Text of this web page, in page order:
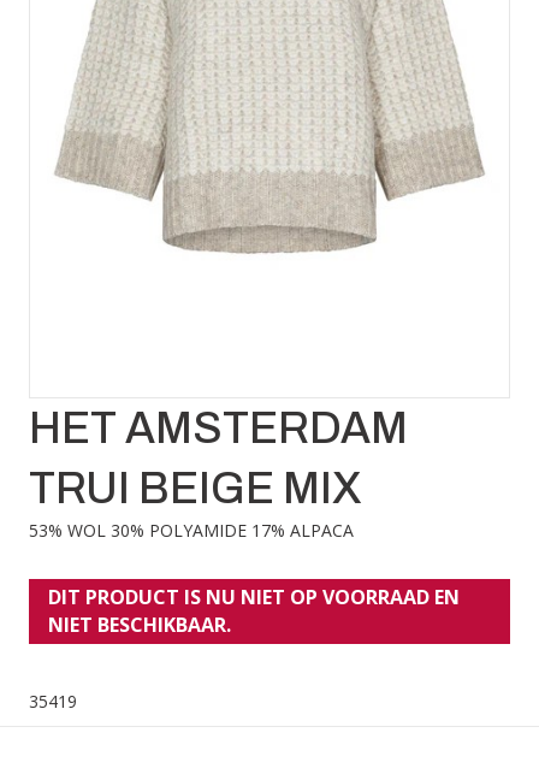
HET AMSTERDAM
TRUI BEIGE MIX
53% WOL 30% POLYAMIDE 17% ALPACA
DIT PRODUCT IS NU NIET OP VOORRAAD EN
NIET BESCHIKBAAR.
35419